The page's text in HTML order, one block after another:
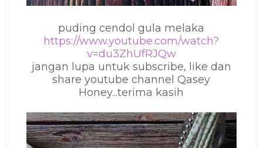
puding cendol gula melaka
https://www.youtube.com/watch?
v=du3ZhUfRJQw
jangan lupa untuk subscribe, like dan
share youtube channel Qasey
Honey...terima kasih